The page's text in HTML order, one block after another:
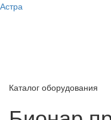
Астра
Каталог оборудования